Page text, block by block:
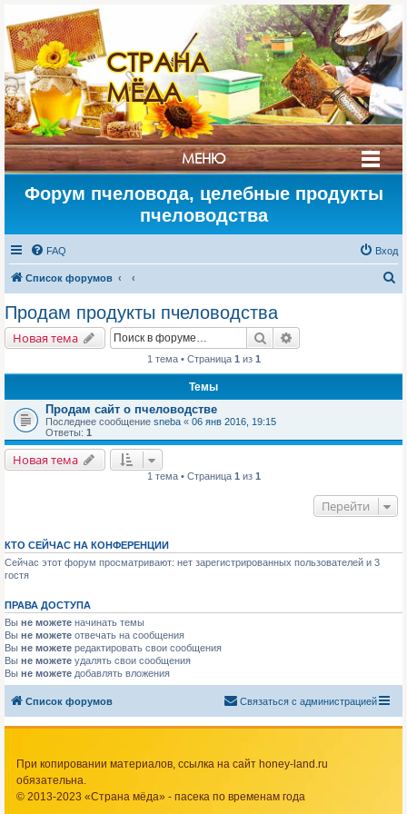
СТРАНА
МЁДА
МЕНЮ
Форум пчеловода, целебные продукты
пчеловодства
FAQ Вход
Список форумов
Продам продукты пчеловодства
Новая тема Поиск
1 тема • Страница 1 из 1
Темы
Продам сайт о пчеловодстве
Последнее сообщение sneba « 06 янв 2016, 19:15
Ответы: 1
Новая тема
1 тема • Страница 1 из 1
Перейти
КТО СЕЙЧАС НА КОНФЕРЕНЦИИ
Сейчас этот форум просматривают: нет зарегистрированных пользователей и 3
гостя
ПРАВА ДОСТУПА
Вы не можете начинать темы
Вы не можете отвечать на сообщения
Вы не можете редактировать свои сообщения
Вы не можете удалять свои сообщения
Вы не можете добавлять вложения
Список форумов Связаться с администрацией
При копировании материалов, ссылка на сайт honey-land.ru
обязательна.
© 2013-2023 «Страна мёда» - пасека по временам года